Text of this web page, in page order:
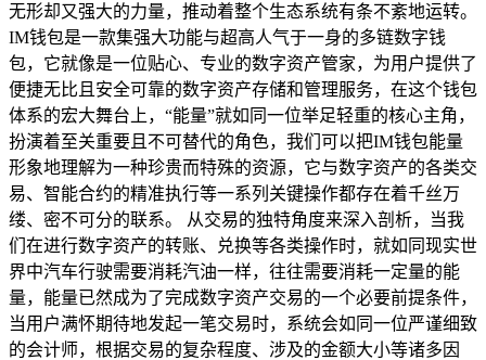
无形却又强大的力量，推动着整个生态系统有条不紊地运转。
IM钱包是一款集强大功能与超高人气于一身的多链数字钱
包，它就像是一位贴心、专业的数字资产管家，为用户提供了
便捷无比且安全可靠的数字资产存储和管理服务，在这个钱包
体系的宏大舞台上，“能量”就如同一位举足轻重的核心主角，
扮演着至关重要且不可替代的角色，我们可以把IM钱包能量
形象地理解为一种珍贵而特殊的资源，它与数字资产的各类交
易、智能合约的精准执行等一系列关键操作都存在着千丝万
缕、密不可分的联系。 从交易的独特角度来深入剖析，当我
们在进行数字资产的转账、兑换等各类操作时，就如同现实世
界中汽车行驶需要消耗汽油一样，往往需要消耗一定量的能
量，能量已然成为了完成数字资产交易的一个必要前提条件，
当用户满怀期待地发起一笔交易时，系统会如同一位严谨细致
的会计师，根据交易的复杂程度、涉及的金额大小等诸多因